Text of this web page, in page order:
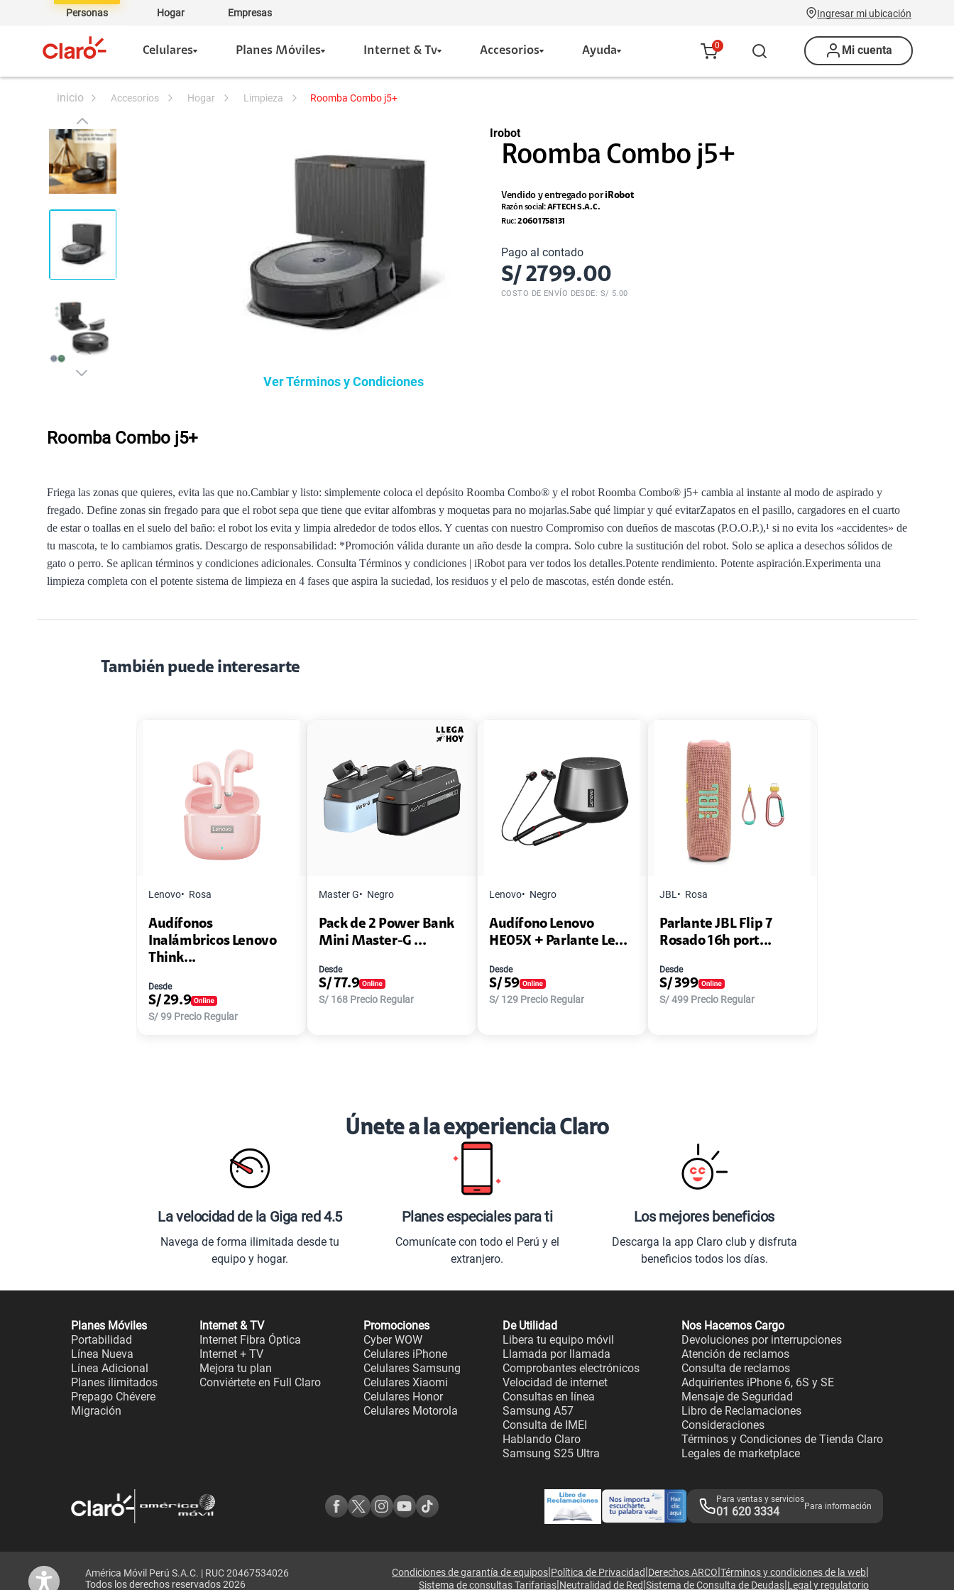
Personas Hogar Empresas Ingresar mi ubicación
Celulares Planes Móviles Internet & Tv Accesorios Ayuda 0 Mi cuenta
accesorios hogar limpieza Roomba Combo j5+
Ver Términos y Condiciones
Irobot
Roomba Combo j5+
Vendido y entregado por iRobot
Razón social:AFTECH S.A.C.
Ruc:20601758131
Pago al contado
S/ 2799.00
COSTO DE ENVÍO DESDE: S/ 5.00
Roomba Combo j5+
Friega las zonas que quieres, evita las que no.Cambiar y listo: simplemente coloca el depósito Roomba Combo® y el robot Roomba Combo® j5+ cambia al instante al modo de aspirado y
fregado. Define zonas sin fregado para que el robot sepa que tiene que evitar alfombras y moquetas para no mojarlas.Sabe qué limpiar y qué evitarZapatos en el pasillo, cargadores en el cuarto
de estar o toallas en el suelo del baño: el robot los evita y limpia alrededor de todos ellos. Y cuentas con nuestro Compromiso con dueños de mascotas (P.O.O.P.),¹ si no evita los «accidentes» de
tu mascota, te lo cambiamos gratis. Descargo de responsabilidad: *Promoción válida durante un año desde la compra. Solo cubre la sustitución del robot. Solo se aplica a desechos sólidos de
gato o perro. Se aplican términos y condiciones adicionales. Consulta Términos y condiciones | iRobot para ver todos los detalles.Potente rendimiento. Potente aspiración.Experimenta una
limpieza completa con el potente sistema de limpieza en 4 fases que aspira la suciedad, los residuos y el pelo de mascotas, estén donde estén.
También puede interesarte
Lenovo Rosa
Audífonos
Inalámbricos Lenovo
Think...
Desde
S/ 29.9
S/99 Precio Regular
Master G Negro
Pack de 2 Power Bank
Mini Master-G ...
Desde
S/77.9
S/ 168 Precio Regular
Lenovo Negro
Audífono Lenovo
HE05X + Parlante Le...
Desde
S/ 59
S/ 129 Precio Regular
JBL Rosa
Parlante JBL Flip 7
Rosado 16h port...
Desde
S/ 399
S/499 Precio Regular
Únete a la experiencia Claro
La velocidad de la Giga red 4.5
Navega de forma ilimitada desde tu
equipo y hogar.
Planes especiales para ti
Comunícate con todo el Perú y el
extranjero.
Los mejores beneficios
Descarga la app Claro club y disfruta
beneficios todos los días.
Planes Móviles
Portabilidad
Línea Nueva
Línea Adicional
Planes ilimitados
Prepago Chévere
Migración
Internet & TV
Internet Fibra Óptica
Internet + TV
Mejora tu plan
Conviértete en Full Claro
Promociones
Cyber WOW
Celulares iPhone
Celulares Samsung
Celulares Xiaomi
Celulares Honor
Celulares Motorola
De Utilidad
Libera tu equipo móvil
Llamada por llamada
Comprobantes electrónicos
Velocidad de internet
Consultas en línea
Samsung A57
Consulta de IMEI
Hablando Claro
Samsung S25 Ultra
Nos Hacemos Cargo
Devoluciones por interrupciones
Atención de reclamos
Consulta de reclamos
Adquirientes iPhone 6, 6S y SE
Mensaje de Seguridad
Libro de Reclamaciones
Consideraciones
Términos y Condiciones de Tienda Claro
Legales de marketplace
Para ventas y servicios
01 620 3334 Para información
América Móvil Perú S.A.C. | RUC 20467534026
Todos los derechos reservados 2026
Condiciones de garantía de equipos|Política de Privacidad|Derechos ARCO|Términos y condiciones de la web|
Sistema de consultas Tarifarias|Neutralidad de Red|Sistema de Consulta de Deudas|Legal y regulatorio